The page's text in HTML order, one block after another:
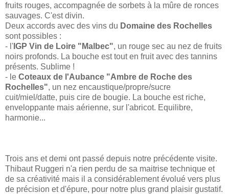
fruits rouges, accompagnée de sorbets à la mûre de ronces
sauvages. C'est divin.
Deux accords avec des vins du Domaine des Rochelles
sont possibles :
- l' IGP Vin de Loire "Malbec", un rouge sec au nez de fruits
noirs profonds. La bouche est tout en fruit avec des tannins
présents. Sublime !
- le Coteaux de l'Aubance "Ambre de Roche des
Rochelles", un nez encaustique/propre/sucre
cuit/miel/datte, puis cire de bougie. La bouche est riche,
enveloppante mais aérienne, sur l'abricot. Equilibre,
harmonie...
Trois ans et demi ont passé depuis notre précédente visite.
Thibaut Ruggeri n'a rien perdu de sa maitrise technique et
de sa créativité mais il a considérablement évolué vers plus
de précision et d'épure, pour notre plus grand plaisir gustatif.